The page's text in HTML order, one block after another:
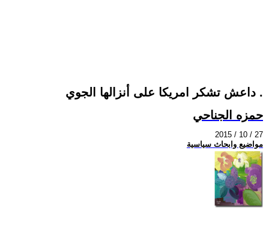
داعش تشكر امريكا على أنزالها الجوي .
حمزه الجناحي
2015 / 10 / 27
مواضيع وابحاث سياسية